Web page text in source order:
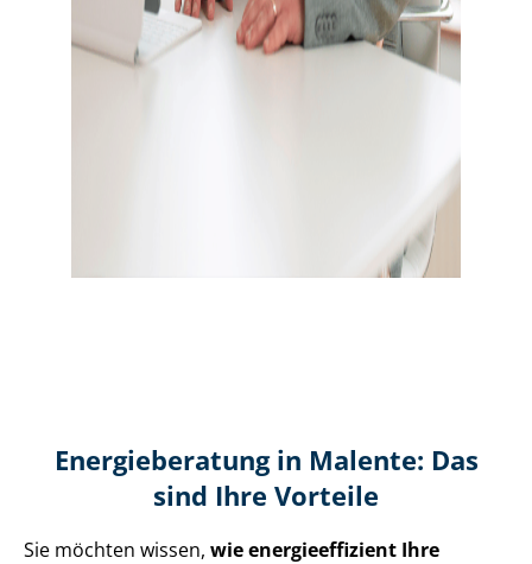
Energieberatung in Malente: Das
sind Ihre Vorteile
Sie möchten wissen, wie en­er­gie­ef­fi­zi­ent Ihre